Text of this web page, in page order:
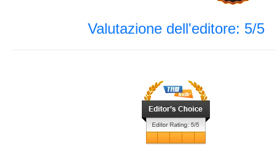
Valutazione dell'editore: 5/5